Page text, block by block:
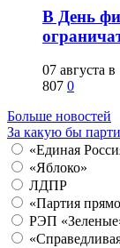
​В День
07 августа в
807 0
Больше новостей
За какую бы
«Единая
«Яблоко»
ЛДПР
«Партия
РЭП